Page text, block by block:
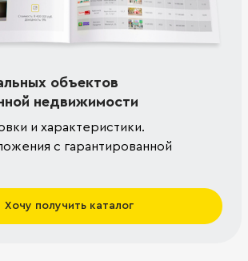
объектов
недвижимости
и характеристики.
с гарантированной
Хочу получить каталог